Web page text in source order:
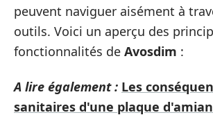
peuvent naviguer aisément à
outils. Voici un aperçu des
fonctionnalités de Avosdim :
A lire également : Les
sanitaires d'une plaque